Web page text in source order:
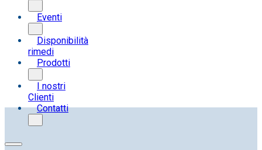
Eventi
Disponibilità
rimedi
Prodotti
I nostri
Clienti
Contatti